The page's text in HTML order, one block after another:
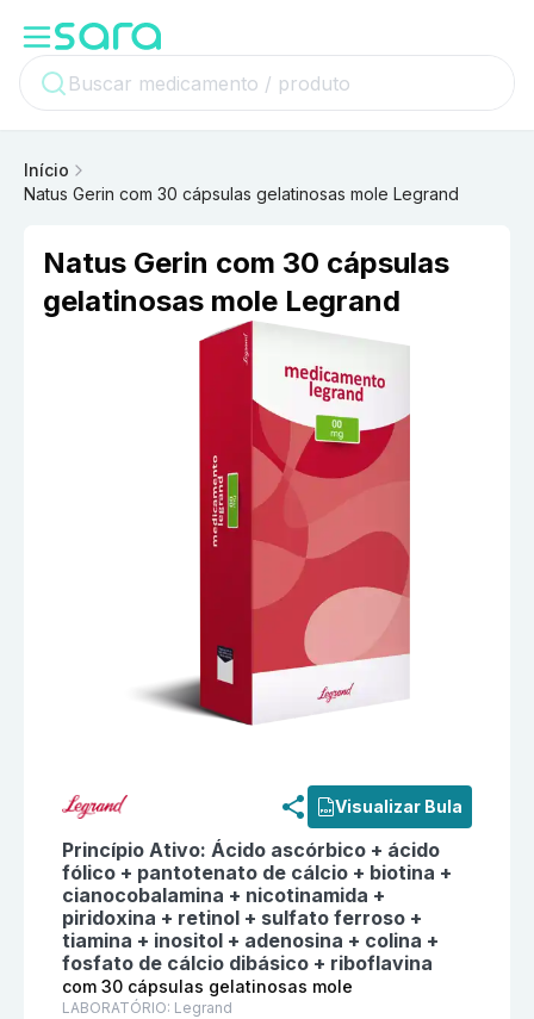
Início
Natus Gerin com 30 cápsulas gelatinosas mole Legrand
Natus Gerin com 30 cápsulas
gelatinosas mole Legrand
Visualizar Bula
Princípio Ativo: Ácido ascórbico + ácido
fólico + pantotenato de cálcio + biotina +
cianocobalamina + nicotinamida +
piridoxina + retinol + sulfato ferroso +
tiamina + inositol + adenosina + colina +
fosfato de cálcio dibásico + riboflavina
com 30 cápsulas gelatinosas mole
LABORATÓRIO: Legrand